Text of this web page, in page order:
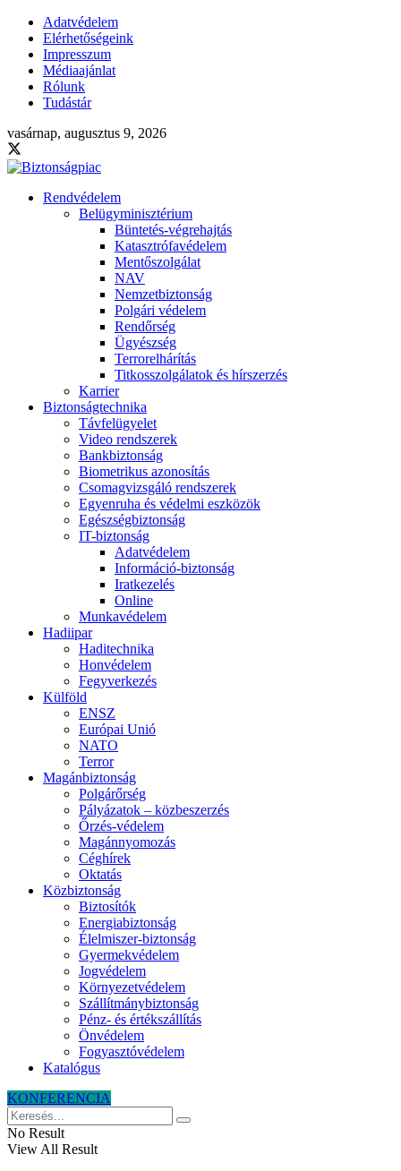
Adatvédelem
Elérhetőségeink
Impresszum
Médiaajánlat
Rólunk
Tudástár
vasárnap, augusztus 9, 2026
Rendvédelem
Belügyminisztérium
Büntetés-végrehajtás
Katasztrófavédelem
Mentőszolgálat
NAV
Nemzetbiztonság
Polgári védelem
Rendőrség
Ügyészség
Terrorelhárítás
Titkosszolgálatok és hírszerzés
Karrier
Biztonságtechnika
Távfelügyelet
Video rendszerek
Bankbiztonság
Biometrikus azonosítás
Csomagvizsgáló rendszerek
Egyenruha és védelmi eszközök
Egészségbiztonság
IT-biztonság
Adatvédelem
Információ-biztonság
Iratkezelés
Online
Munkavédelem
Hadiipar
Haditechnika
Honvédelem
Fegyverkezés
Külföld
ENSZ
Európai Unió
NATO
Terror
Magánbiztonság
Polgárőrség
Pályázatok – közbeszerzés
Őrzés-védelem
Magánnyomozás
Céghírek
Oktatás
Közbiztonság
Biztosítók
Energiabiztonság
Élelmiszer-biztonság
Gyermekvédelem
Jogvédelem
Környezetvédelem
Szállítmánybiztonság
Pénz- és értékszállítás
Önvédelem
Fogyasztóvédelem
Katalógus
KONFERENCIA
No Result
View All Result